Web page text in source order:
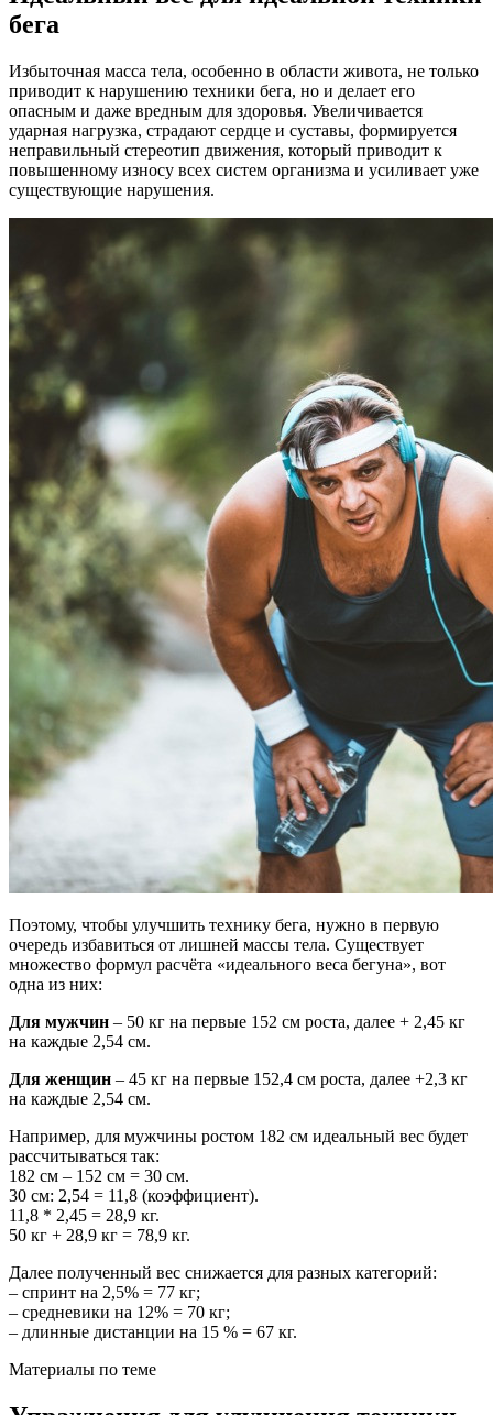
бега
Избыточная масса тела, особенно в области живота, не только
приводит к нарушению техники бега, но и делает его
опасным и даже вредным для здоровья. Увеличивается
ударная нагрузка, страдают сердце и суставы, формируется
неправильный стереотип движения, который приводит к
повышенному износу всех систем организма и усиливает уже
существующие нарушения.
Поэтому, чтобы улучшить технику бега, нужно в первую
очередь избавиться от лишней массы тела. Существует
множество формул расчёта «идеального веса бегуна», вот
одна из них:
Для мужчин – 50 кг на первые 152 см роста, далее + 2,45 кг
на каждые 2,54 см.
Для женщин – 45 кг на первые 152,4 см роста, далее +2,3 кг
на каждые 2,54 см.
Например, для мужчины ростом 182 см идеальный вес будет
рассчитываться так:
182 см – 152 см = 30 см.
30 см: 2,54 = 11,8 (коэффициент).
11,8 * 2,45 = 28,9 кг.
50 кг + 28,9 кг = 78,9 кг.
Далее полученный вес снижается для разных категорий:
– спринт на 2,5% = 77 кг;
– средневики на 12% = 70 кг;
– длинные дистанции на 15 % = 67 кг.
Материалы по теме